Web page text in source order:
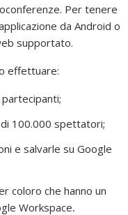
Per tenere
da Android o
supportato.
effettuare:
100.000 spettatori;
e salvarle su Google
coloro che hanno un
Workspace.